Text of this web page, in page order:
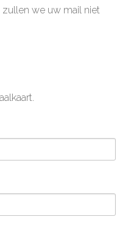
zullen we uw mail niet